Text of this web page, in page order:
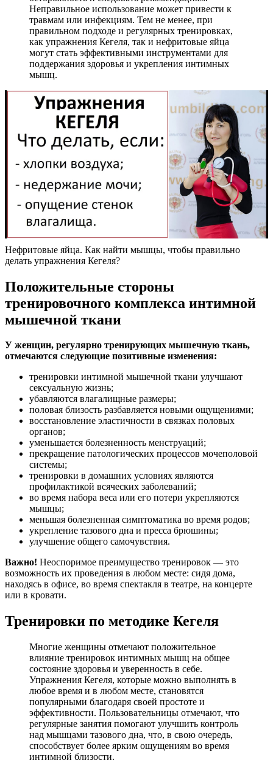
Неправильное использование может привести к
травмам или инфекциям. Тем не менее, при
правильном подходе и регулярных тренировках,
как упражнения Кегеля, так и нефритовые яйца
могут стать эффективными инструментами для
поддержания здоровья и укрепления интимных
мышц.
Нефритовые яйца. Как найти мышцы, чтобы правильно
делать упражнения Кегеля?
Положительные стороны
тренировочного комплекса интимной
мышечной ткани
У женщин, регулярно тренирующих мышечную ткань,
отмечаются следующие позитивные изменения:
тренировки интимной мышечной ткани улучшают
сексуальную жизнь;
убавляются влагалищные размеры;
половая близость разбавляется новыми ощущениями;
восстановление эластичности в связках половых
органов;
уменьшается болезненность менструаций;
прекращение патологических процессов мочеполовой
системы;
тренировки в домашних условиях являются
профилактикой всяческих заболеваний;
во время набора веса или его потери укрепляются
мышцы;
меньшая болезненная симптоматика во время родов;
укрепление тазового дна и пресса брюшины;
улучшение общего самочувствия.
Важно! Неоспоримое преимущество тренировок — это
возможность их проведения в любом месте: сидя дома,
находясь в офисе, во время спектакля в театре, на концерте
или в кровати.
Тренировки по методике Кегеля
Многие женщины отмечают положительное
влияние тренировок интимных мышц на общее
состояние здоровья и уверенность в себе.
Упражнения Кегеля, которые можно выполнять в
любое время и в любом месте, становятся
популярными благодаря своей простоте и
эффективности. Пользовательницы отмечают, что
регулярные занятия помогают улучшить контроль
над мышцами тазового дна, что, в свою очередь,
способствует более ярким ощущениям во время
интимной близости.